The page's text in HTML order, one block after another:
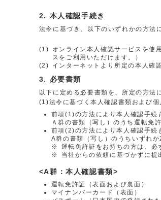
本人確認手続き
法令に基づき、以下のいずれかの方法
(1)
オンライン本人確認サービスを使
スをご利用いただけます。）
(2)
インターネットより所定の本人確
必要書類
以下に定める必要書類を、所定の方法
(1)法令に基づく本人確認書類および
前項(1)の方法により本人確認手続
Ａ群の書類（写し）のうち運転免
前項(2)の方法により本人確認手続
A群の書類（写し）のうちいずれ
※
運転免許証をお持ちの方は、必
※
当社からの依頼に基づかずに提
<A群：本人確認書類>
運転免許証（表面および裏面）
マイナンバーカード（表面）